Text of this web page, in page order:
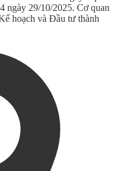
ngày 29/10/2025. Cơ quan
hoạch và Đầu tư thành